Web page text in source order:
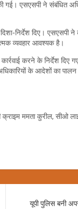
गई। एसएसपी ने संबंधित
निर्देश दिए। एसएसपी
व्यवहार आवश्यक है।
करने के निर्देश दिए
अधिकारियों के आदेशों का
ममता कुरील, सीओ
यूपी पुलिस बनी